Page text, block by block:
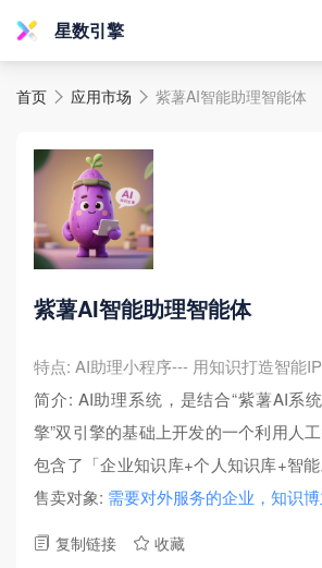
星数引擎
首页  应用市场  紫薯AI智能助理智能体
紫薯AI智能助理智能体
特点: AI助理小程序--- 用知识打造智能IP
简介: AI助理系统，是结合“紫薯AI系
擎”双引擎的基础上开发的一个利用人
包含了「企业知识库+个人知识库+智能
个助理智能体。是整个巴瓜潭体系，各
合产品。用于快速构建客服，助理智能
售卖对象: 需要对外服务的企业，知识
 复制链接  收藏